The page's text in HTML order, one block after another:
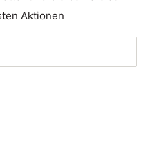
Aktionen